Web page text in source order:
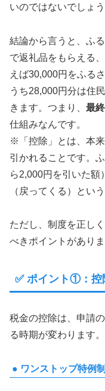
いのではないでしょう
結論から言うと、ふ
で返礼品をもらえる
えば30,000円をふる
うち28,000円分は住
きます。つまり、 最
仕組みなんです。
※「控除」とは、本
引かれることです。
ら2,000円を引いた額
（戻ってくる）とい
ただし、制度を正し
べきポイントがありま
✅ ポイント①：控
税金の控除は、申請
る時期が変わります。
● ワンストップ特例